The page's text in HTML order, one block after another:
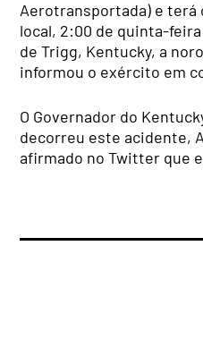
Aerotransportada) e terá
local, 2:00 de quinta-
de Trigg, Kentucky, a
informou o exército em
O Governador do
decorreu este acidente,
afirmado no Twitter que